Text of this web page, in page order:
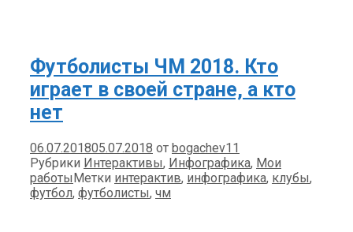
Футболисты ЧМ 2018. Кто
играет в своей стране, а кто
нет
06.07.201805.07.2018 от bogachev11
Рубрики Интерактивы, Инфографика, Мои
работыМетки интерактив, инфографика, клубы,
футбол, футболисты, чм